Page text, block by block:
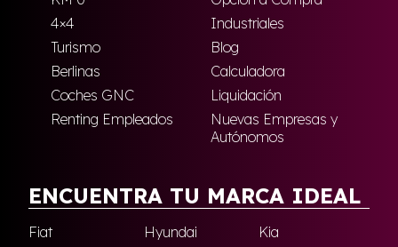
4×4
Industriales
Turismo
Blog
Berlinas
Calculadora
Coches GNC
Liquidación
Renting Empleados
Nuevas Empresas y
Autónomos
ENCUENTRA TU MARCA IDEAL
Fiat Hyundai
Kia